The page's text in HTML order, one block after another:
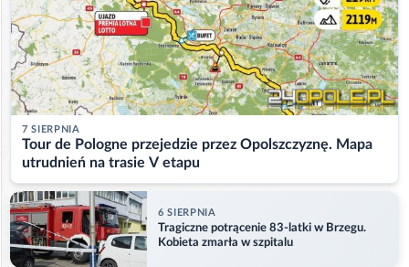
7 SIERPNIA
Tour de Pologne przejedzie przez Opolszczyznę. Mapa
utrudnień na trasie V etapu
6 SIERPNIA
Tragiczne potrącenie 83-latki w Brzegu.
Kobieta zmarła w szpitalu